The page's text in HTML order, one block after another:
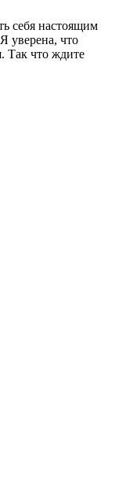
себя настоящим
уверена, что
Так что ждите